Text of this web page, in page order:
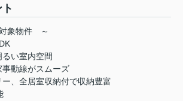
象物件 ～
い室内空間
動線がスムーズ
、全居室収納付で収納豊富